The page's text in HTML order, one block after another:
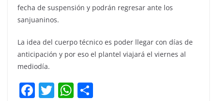
fecha de suspensión y podrán regresar ante los
sanjuaninos.
La idea del cuerpo técnico es poder llegar con días de
anticipación y por eso el plantel viajará el viernes al
mediodía.
F T W